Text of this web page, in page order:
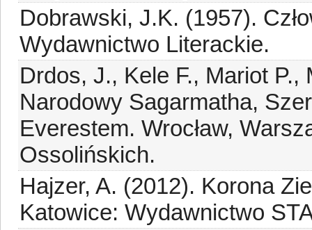
Dobrawski, J.K. (1957).
Wydawnictwo Literackie.
Drdos, J., Kele F., Mariot
Narodowy Sagarmatha,
Everestem. Wrocław,
Ossolińskich.
Hajzer, A. (2012). Korona
Katowice: Wydawnictwo